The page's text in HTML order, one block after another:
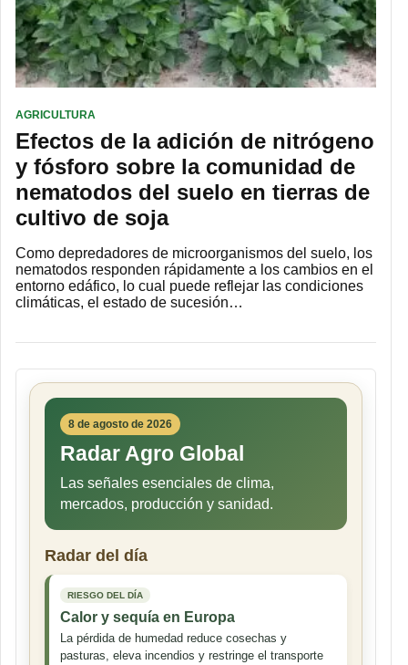
AGRICULTURA
Efectos de la adición de nitrógeno
y fósforo sobre la comunidad de
nematodos del suelo en tierras de
cultivo de soja
Como depredadores de microorganismos del suelo, los
nematodos responden rápidamente a los cambios en el
entorno edáfico, lo cual puede reflejar las condiciones
climáticas, el estado de sucesión…
8 de agosto de 2026
Radar Agro Global
Las señales esenciales de clima,
mercados, producción y sanidad.
Radar del día
RIESGO DEL DÍA
Calor y sequía en Europa
La pérdida de humedad reduce cosechas y
pasturas, eleva incendios y restringe el transporte